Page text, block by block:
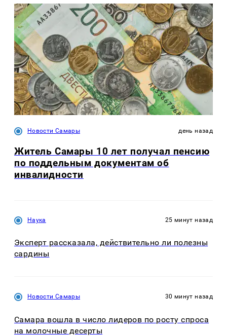
Новости Самары день назад
Житель Самары 10 лет получал пенсию
по поддельным документам об
инвалидности
Наука 25 минут назад
Эксперт рассказала, действительно ли полезны
сардины
Новости Самары 30 минут назад
Самара вошла в число лидеров по росту спроса
на молочные десерты